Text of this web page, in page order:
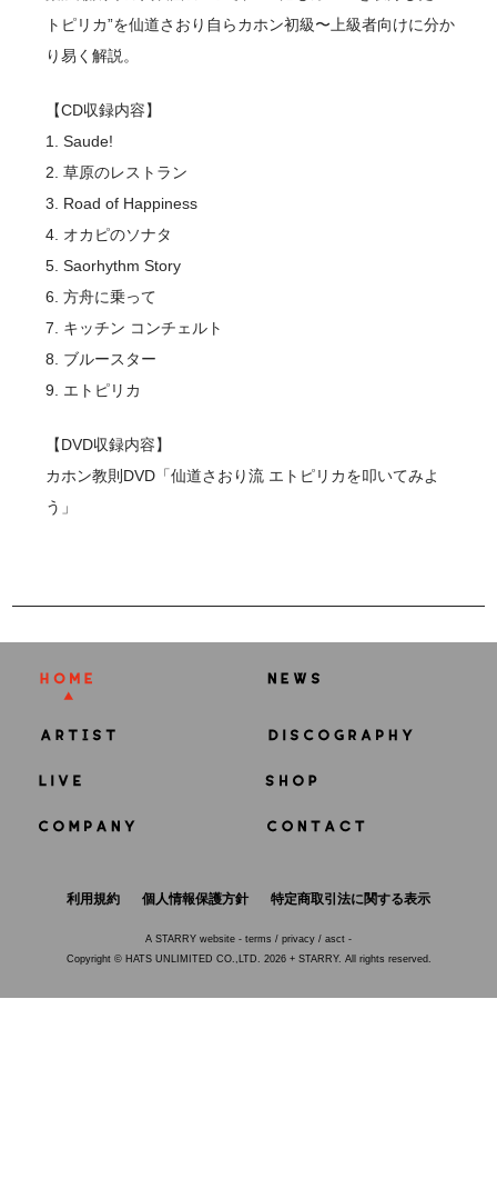
トピリカ”を仙道さおり自らカホン初級〜上級者向けに分か
り易く解説。
【CD収録内容】
1. Saude!
2. 草原のレストラン
3. Road of Happiness
4. オカピのソナタ
5. Saorhythm Story
6. 方舟に乗って
7. キッチン コンチェルト
8. ブルースター
9. エトピリカ
【DVD収録内容】
カホン教則DVD「仙道さおり流 エトピリカを叩いてみよ
う」
利用規約 個人情報保護方針 特定商取引法に関する表示
A STARRY website - terms / privacy / asct -
Copyright © HATS UNLIMITED CO.,LTD. 2026 + STARRY. All rights reserved.